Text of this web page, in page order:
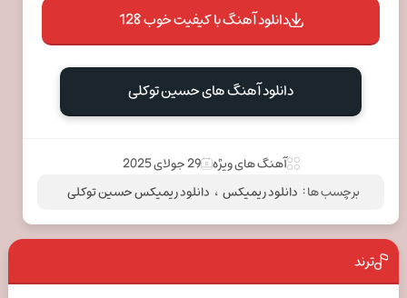
دانلود آهنگ با کیفیت خوب 128
دانلود آهنگ های حسین توکلی
آهنگ های ویژه 29 جولای 2025
برچسب ها : دانلود ریمیکس ، دانلود ریمیکس حسین توکلی
ترند